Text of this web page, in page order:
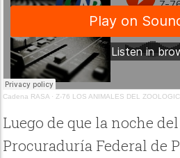
Cadena RASA · Z-76 LOS ANIMALES DEL
Luego de que la noche
Procuraduría Federal de